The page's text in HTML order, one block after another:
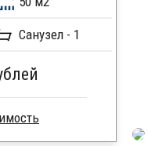
Санузел - 1